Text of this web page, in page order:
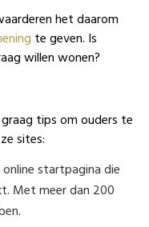
het daarom
te geven. Is
willen wonen?
tips om ouders te
sites:
online startpagina die
Met meer dan 200